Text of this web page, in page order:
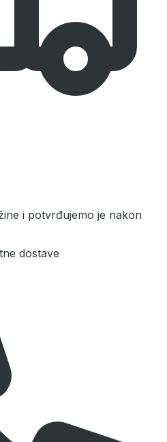
i potvrđujemo je nakon
dostave